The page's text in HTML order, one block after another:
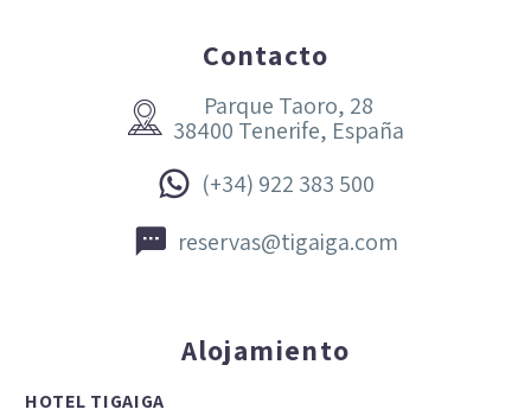
Contacto


Parque Taoro, 28
38400 Tenerife, España

 (+34) 922 383 500

 reservas@tigaiga.com
Alojamiento
HOTEL TIGAIGA